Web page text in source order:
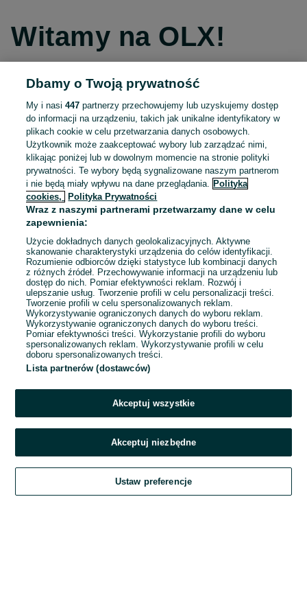
Witamy na OLX!
Kontynuuj przez Facebooka
Kontynuuj przez konto Apple
Kontynuuj przez konto Google
LUB
E-mail
Hasło
Zaloguj się
Kontynuując za pośrednictwem jednego z dostawców wskazanych powyżej,
OLX.pl w jego aktualnym brzmieniu.
Dbamy o Twoją prywatność
My i nasi447 partnerzy przechowujemy lub uzyskujemy dostęp
do informacji na urządzeniu, takich jak unikalne identyfikatory w
plikach cookie w celu przetwarzania danych osobowych.
Użytkownik może zaakceptować wybory lub zarządzać nimi,
klikając poniżej lub w dowolnym momencie na stronie polityki
prywatności. Te wybory będą sygnalizowane naszym partnerom
i nie będą miały wpływu na dane przeglądania.
Polityka
cookies,
Polityka Prywatności
Wraz z naszymi partnerami przetwarzamy dane w celu
zapewnienia:
Użycie dokładnych danych geolokalizacyjnych. Aktywne
skanowanie charakterystyki urządzenia do celów identyfikacji.
Rozumienie odbiorców dzięki statystyce lub kombinacji danych
z różnych źródeł. Przechowywanie informacji na urządzeniu lub
dostęp do nich. Pomiar efektywności reklam. Rozwój i
ulepszanie usług. Tworzenie profili w celu personalizacji treści.
Tworzenie profili w celu spersonalizowanych reklam.
Wykorzystywanie ograniczonych danych do wyboru reklam.
Wykorzystywanie ograniczonych danych do wyboru treści.
Pomiar efektywności treści. Wykorzystanie profili do wyboru
spersonalizowanych reklam. Wykorzystywanie profili w celu
doboru spersonalizowanych treści.
Lista partnerów (dostawców)
Akceptuj wszystkie
Akceptuj niezbędne
Ustaw preferencje